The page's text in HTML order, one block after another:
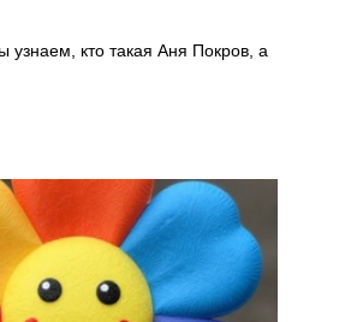
узнаем, кто такая Аня Покров, а